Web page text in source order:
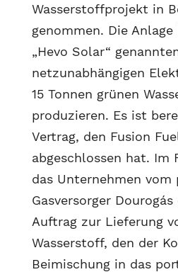
Wasserstoffprojekt in
genommen. Die
„Hevo Solar“
netzunabhängigen
15 Tonnen grünen
produzieren. Es ist
Vertrag, den Fusion
abgeschlossen hat. Im
das Unternehmen vom
Gasversorger
Auftrag zur Lieferung
Wasserstoff, den der
Beimischung in das